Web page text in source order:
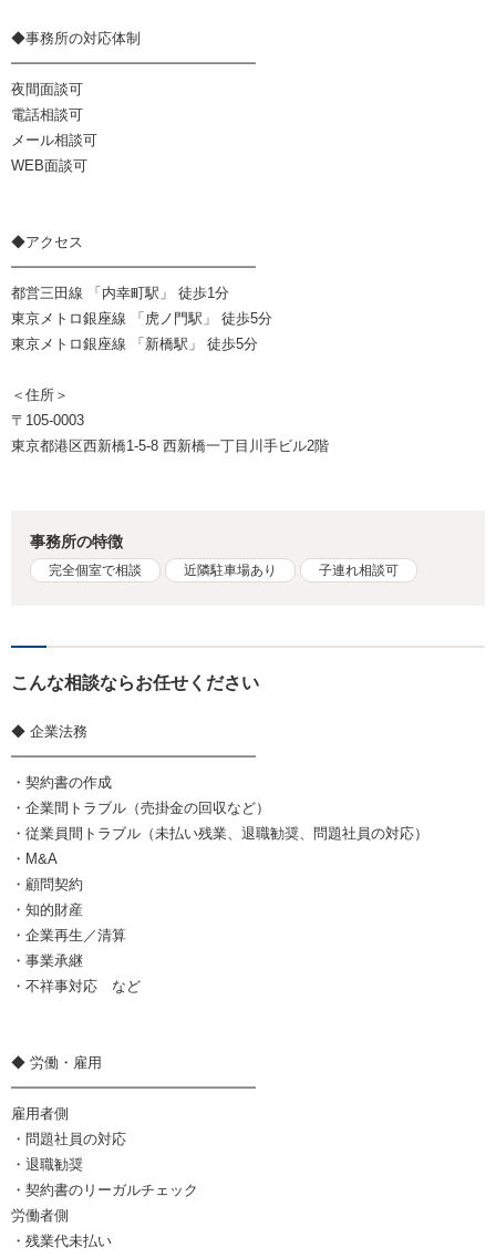
◆事務所の対応体制
━━━━━━━━━━━━━━━━━
夜間面談可
電話相談可
メール相談可
WEB面談可
◆アクセス
━━━━━━━━━━━━━━━━━
都営三田線 「内幸町駅」 徒歩1分
東京メトロ銀座線 「虎ノ門駅」 徒歩5分
東京メトロ銀座線 「新橋駅」 徒歩5分
＜住所＞
〒105-0003
東京都港区西新橋1-5-8 西新橋一丁目川手ビル2階
事務所の特徴
完全個室で相談 近隣駐車場あり 子連れ相談可
こんな相談ならお任せください
◆ 企業法務
━━━━━━━━━━━━━━━━━
・契約書の作成
・企業間トラブル（売掛金の回収など）
・従業員間トラブル（未払い残業、退職勧奨、問題社員の対応）
・M&A
・顧問契約
・知的財産
・企業再生／清算
・事業承継
・不祥事対応 など
◆ 労働・雇用
━━━━━━━━━━━━━━━━━
雇用者側
・問題社員の対応
・退職勧奨
・契約書のリーガルチェック
労働者側
・残業代未払い